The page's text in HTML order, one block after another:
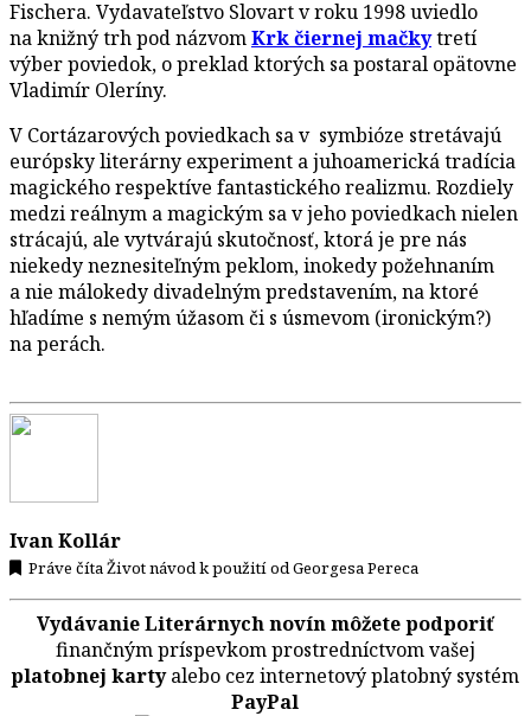
Fischera. Vydavateľstvo Slovart v roku 1998 uviedlo
na knižný trh pod názvomKrk čiernej mačkytretí
výber poviedok, o preklad ktorých sa postaral opätovne
Vladimír Oleríny.
V Cortázarových poviedkach sa v symbióze stretávajú
európsky literárny experiment a juhoamerická tradícia
magického respektíve fantastického realizmu. Rozdiely
medzi reálnym a magickým sa v jeho poviedkach nielen
strácajú, ale vytvárajú skutočnosť, ktorá je pre nás
niekedy neznesiteľným peklom, inokedy požehnaním
a nie málokedy divadelným predstavením, na ktoré
hľadíme s nemým úžasom či s úsmevom (ironickým?)
na perách.
Ivan Kollár
Práve číta Život návod k použití od Georgesa Pereca
Vydávanie Literárnych novín môžete podporiť
finančným príspevkom prostredníctvom vašej
platobnej kartyalebo cez internetový platobný systém
PayPal